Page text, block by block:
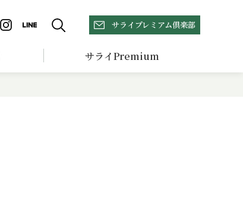
サライプレミアム倶楽部
サライPremium